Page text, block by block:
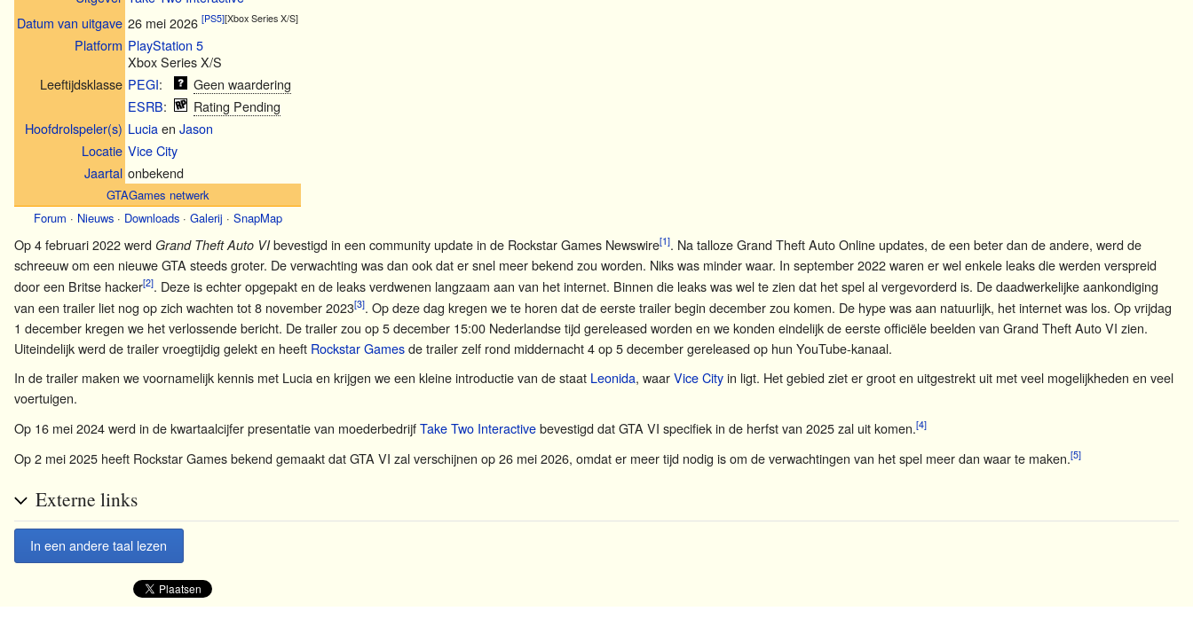
Datum van uitgave 26 mei 2026 [PS5][Xbox Series X/S]
Platform PlayStation 5
Xbox Series X/S
Leeftijdsklasse PEGI:
Geen waardering
ESRB:
Rating Pending
Hoofdrolspeler(s) Luciaen Jason
Locatie Vice City
Jaartal onbekend
GTAGames netwerk
Forum · Nieuws· Downloads· Galerij · SnapMap
Op 4 februari 2022 werd Grand Theft Auto VIbevestigd in een community update in de Rockstar Games Newswire[1]. Na talloze Grand Theft Auto Online updates, de een beter dan de andere, werd de
schreeuw om een nieuwe GTA steeds groter. De verwachting was dan ook dat er snel meer bekend zou worden. Niks was minder waar. In september 2022 waren er wel enkele leaks die werden verspreid
door een Britse hacker[2]. Deze is echter opgepakt en de leaks verdwenen langzaam aan van het internet. Binnen die leaks was wel te zien dat het spel al vergevorderd is. De daadwerkelijke aankondiging
van een trailer liet nog op zich wachten tot 8 november 2023[3]. Op deze dag kregen we te horen dat de eerste trailer begin december zou komen. De hype was aan natuurlijk, het internet was los. Op vrijdag
1 december kregen we het verlossende bericht. De trailer zou op 5 december 15:00 Nederlandse tijd gereleased worden en we konden eindelijk de eerste officiële beelden van Grand Theft Auto VI zien.
Uiteindelijk werd de trailer vroegtijdig gelekt en heeft Rockstar Gamesde trailer zelf rond middernacht 4 op 5 december gereleased op hun YouTube-kanaal.
In de trailer maken we voornamelijk kennis met Lucia en krijgen we een kleine introductie van de staat Leonida, waarVice Cityin ligt. Het gebied ziet er groot en uitgestrekt uit met veel mogelijkheden en veel
voertuigen.
Op 16 mei 2024 werd in de kwartaalcijfer presentatie van moederbedrijfTake Two Interactivebevestigd dat GTA VI specifiek in de herfst van 2025 zal uit komen.[4]
Op 2 mei 2025 heeft Rockstar Games bekend gemaakt dat GTA VI zal verschijnen op 26 mei 2026, omdat er meer tijd nodig is om de verwachtingen van het spel meer dan waar te maken.[5]
Externe links
In een andere taal lezen